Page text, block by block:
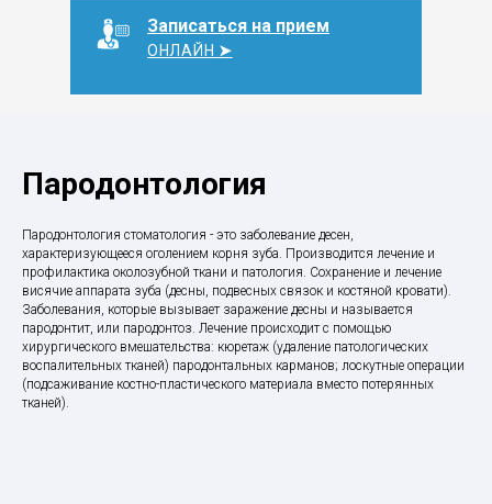
Записаться на прием
ОНЛАЙН ➤
Пародонтология
Пародонтология стоматология - это заболевание десен,
характеризующееся оголением корня зуба. Производится лечение и
профилактика околозубной ткани и патология. Сохранение и лечение
висячие аппарата зуба (десны, подвесных связок и костяной кровати).
Заболевания, которые вызывает заражение десны и называется
пародонтит, или пародонтоз. Лечение происходит с помощью
хирургического вмешательства: кюретаж (удаление патологических
воспалительных тканей) пародонтальных карманов; лоскутные операции
(подсаживание костно-пластического материала вместо потерянных
тканей).